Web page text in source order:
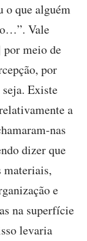
o que alguém
Vale
meio de
por
Existe
a
nas
dizer que
materiais,
e
na superfície
levaria